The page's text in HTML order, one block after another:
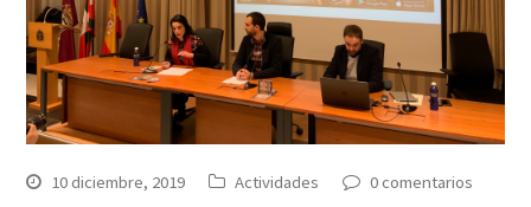
10 diciembre, 2019 Actividades 0 comentarios